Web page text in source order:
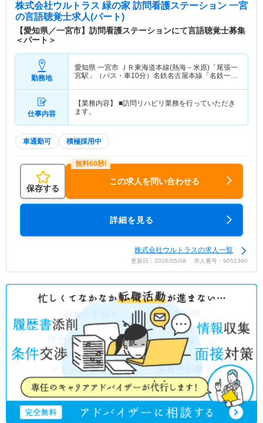
株式会社ウルトラス 緑の家 訪問看護ステーション 一宮
の言語聴覚士求人(パート)
【愛知県／一宮市】訪問看護ステーションにて言語聴覚士募集
＜パート＞
勤務地
愛知県 一宮市 ＪＲ東海道本線(熱海－米原)「尾張一
宮駅」（バス・車10分）名鉄名古屋本線「名鉄一宮
仕事内容
【業務内容】 ■訪問リハビリ業務を行っていただき
ます。
車通勤可 積極採用中
保存する
この求人を問い合わせる
詳細を見る
株式会社ウルトラスの求人一覧
更新日：2026/05/08 求人番号：9051360